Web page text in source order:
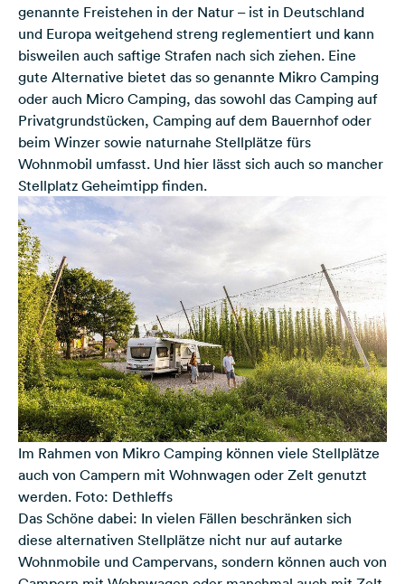
genannte Freistehen in der Natur – ist in Deutschland
und Europa weitgehend streng reglementiert und kann
bisweilen auch saftige Strafen nach sich ziehen. Eine
gute Alternative bietet das so genannte Mikro Camping
oder auch Micro Camping, das sowohl das Camping auf
Privatgrundstücken, Camping auf dem Bauernhof oder
beim Winzer sowie naturnahe Stellplätze fürs
Wohnmobil umfasst. Und hier lässt sich auch so mancher
Stellplatz Geheimtipp finden.
Im Rahmen von Mikro Camping können viele Stellplätze
auch von Campern mit Wohnwagen oder Zelt genutzt
werden. Foto: Dethleffs
Das Schöne dabei: In vielen Fällen beschränken sich
diese alternativen Stellplätze nicht nur auf autarke
Wohnmobile und Campervans, sondern können auch von